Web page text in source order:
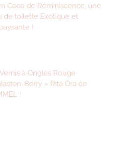
Coco de Réminiscence, une
de toilette Exotique et
!
à Ongles Rouge
Berry » Rita Ora de
!